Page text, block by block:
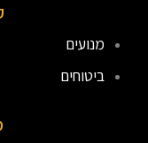
מנועים
ביטוחים